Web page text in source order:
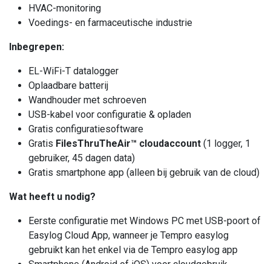
HVAC-monitoring
Voedings- en farmaceutische industrie
Inbegrepen:
EL-WiFi-T datalogger
Oplaadbare batterij
Wandhouder met schroeven
USB-kabel voor configuratie & opladen
Gratis configuratiesoftware
Gratis FilesThruTheAir™ cloudaccount (1 logger, 1
gebruiker, 45 dagen data)
Gratis smartphone app (alleen bij gebruik van de cloud)
Wat heeft u nodig?
Eerste configuratie met Windows PC met USB-poort of
Easylog Cloud App, wanneer je Tempro easylog
gebruikt kan het enkel via de Tempro easylog app